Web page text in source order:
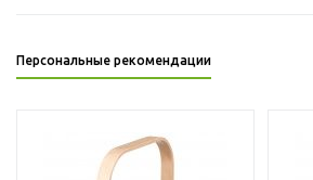
Персональные рекомендации